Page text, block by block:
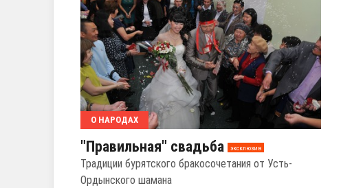
О НАРОДАХ
"Правильная" свадьба эксклюзив
Традиции бурятского бракосочетания от Усть-
Ордынского шамана